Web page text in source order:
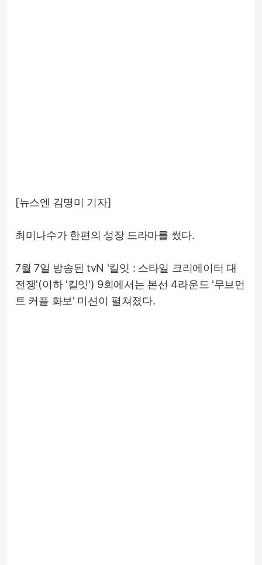
[뉴스엔 김명미 기자]
최미나수가 한편의 성장 드라마를 썼다.
7월 7일 방송된 tvN '킬잇 : 스타일 크리에이터 대
전쟁'(이하 '킬잇') 9회에서는 본선 4라운드 '무브먼
트 커플 화보' 미션이 펼쳐졌다.